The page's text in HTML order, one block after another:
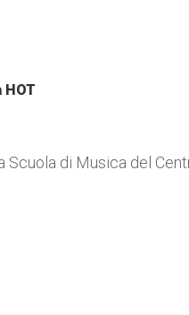
HOT
Scuola di Musica del